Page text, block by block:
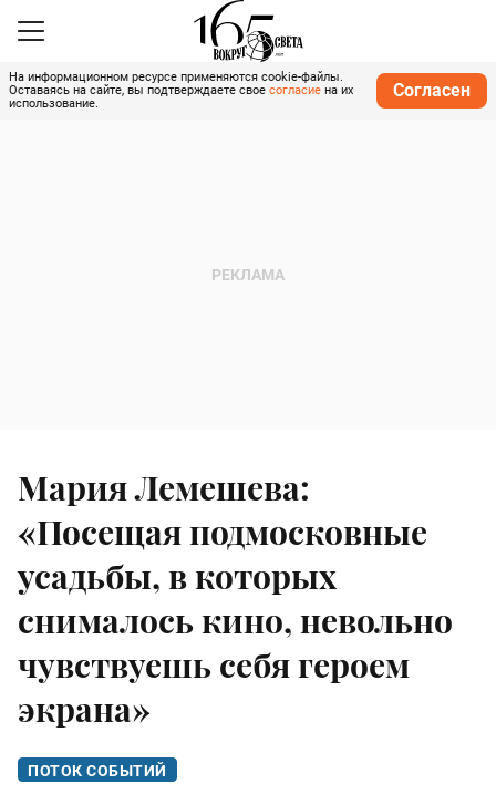
На информационном ресурсе применяются cookie-файлы.
Оставаясь на сайте, вы подтверждаете свое согласие на их
использование.
Согласен
Мария Лемешева:
«Посещая подмосковные
усадьбы, в которых
снималось кино, невольно
чувствуешь себя героем
экрана»
ПОТОК СОБЫТИЙ